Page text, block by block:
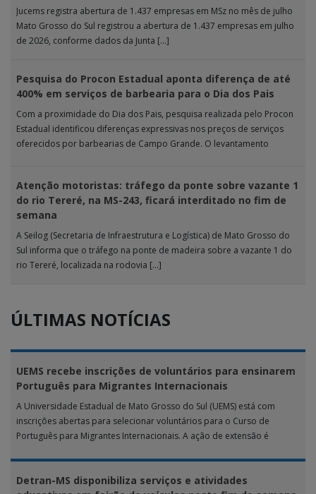
Jucems registra abertura de 1.437 empresas em MSz no mês de julho
Mato Grosso do Sul registrou a abertura de 1.437 empresas em julho
de 2026, conforme dados da Junta […]
Pesquisa do Procon Estadual aponta diferença de até
400% em serviços de barbearia para o Dia dos Pais
Com a proximidade do Dia dos Pais, pesquisa realizada pelo Procon
Estadual identificou diferenças expressivas nos preços de serviços
oferecidos por barbearias de Campo Grande. O levantamento
Atenção motoristas: tráfego da ponte sobre vazante 1
do rio Tereré, na MS-243, ficará interditado no fim de
semana
A Seilog (Secretaria de Infraestrutura e Logística) de Mato Grosso do
Sul informa que o tráfego na ponte de madeira sobre a vazante 1 do
rio Tereré, localizada na rodovia […]
ÚLTIMAS NOTÍCIAS
UEMS recebe inscrições de voluntários para ensinarem
Português para Migrantes Internacionais
A Universidade Estadual de Mato Grosso do Sul (UEMS) está com
inscrições abertas para selecionar voluntários para o Curso de
Português para Migrantes Internacionais. A ação de extensão é
Detran-MS disponibiliza serviços e atividades